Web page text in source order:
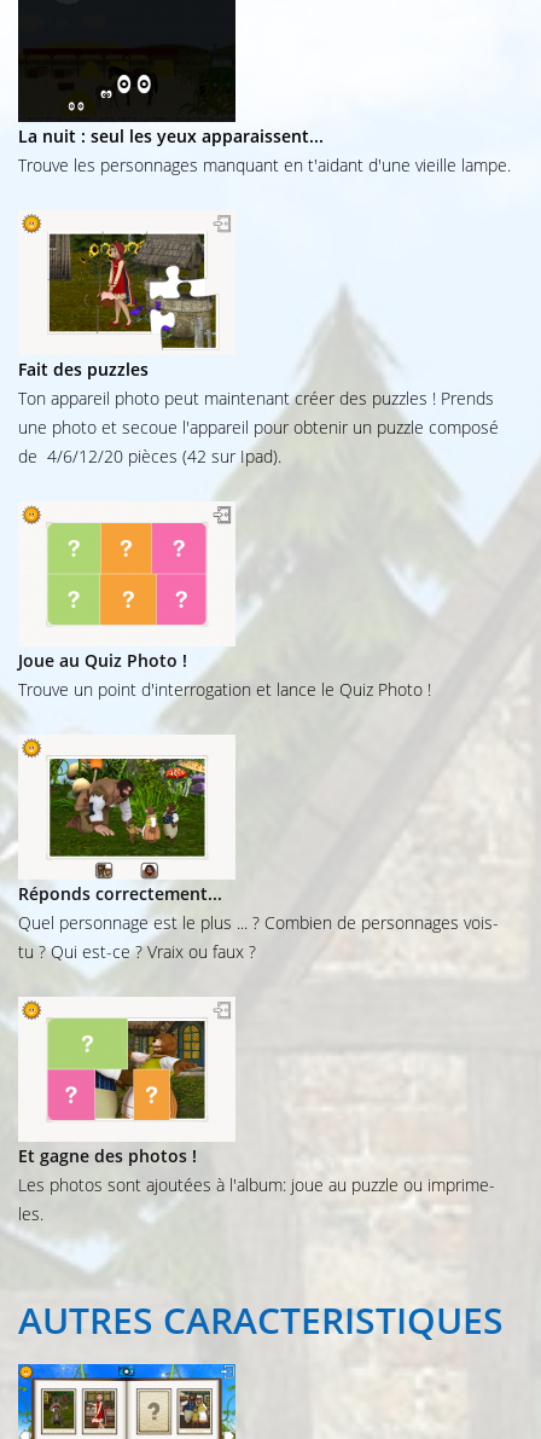
La nuit : seul les yeux apparaissent...
Trouve les personnages manquant en t'aidant d'une vieille lampe.
Fait des puzzles
Ton appareil photo peut maintenant créer des puzzles ! Prends
une photo et secoue l'appareil pour obtenir un puzzle composé
de 4/6/12/20 pièces (42 sur Ipad).
Joue au Quiz Photo !
Trouve un point d'interrogation et lance le Quiz Photo !
Réponds correctement...
Quel personnage est le plus ... ? Combien de personnages vois-
tu ? Qui est-ce ? Vraix ou faux ?
Et gagne des photos !
Les photos sont ajoutées à l'album: joue au puzzle ou imprime-
les.
AUTRES CARACTERISTIQUES